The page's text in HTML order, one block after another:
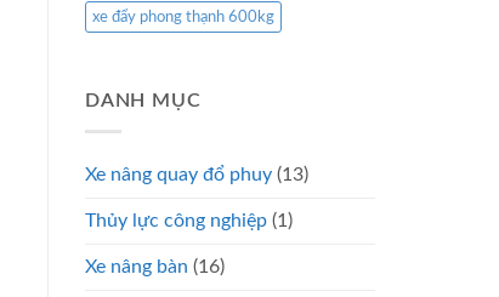
xe đẩy phong thạnh 600kg
DANH MỤC
Xe nâng quay đổ phuy (13)
Thủy lực công nghiệp (1)
Xe nâng bàn (16)